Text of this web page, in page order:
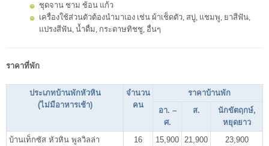
ชุดจาน ชาม ช้อน แก้ว
เครื่องใช้ส่วนตัวต้องนำมาเอง เช่น ผ้าเช็ดตัว, สบู่, แชมพู, ยาสีฟัน,
แปรงสีฟัน, น้ำดื่ม, กระดาษทิชชู, อื่นๆ
ราคาที่พัก
ประเภทบ้านพักหัวหิน
(ไม่มีอาหารเช้า)
จำนวน
คน
ราคาบ้านพัก
อา. –
ศ.
ส.
นักขัตฤกษ์,
หยุดยาว
บ้านเท็กซัส หัวหิน พูลวิลล่า
16 15,900 21,900
23,900